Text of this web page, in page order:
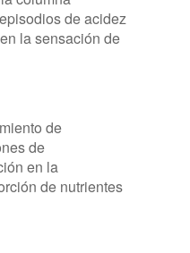
de acidez
la sensación de
de
de
en la
de nutrientes